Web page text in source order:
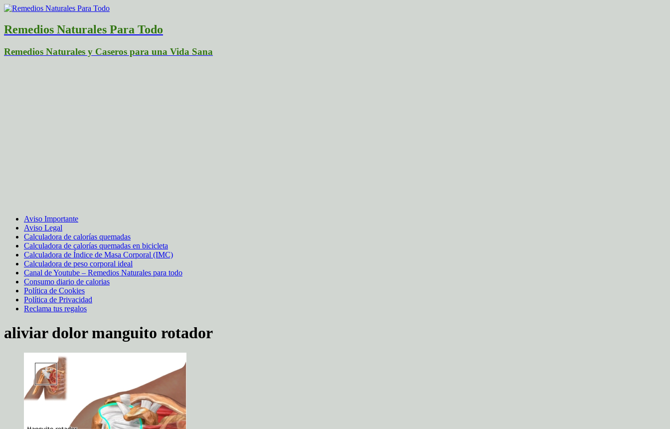
Remedios Naturales Para Todo
Remedios Naturales y Caseros para una Vida Sana
Aviso Importante
Aviso Legal
Calculadora de calorías quemadas
Calculadora de calorías quemadas en bicicleta
Calculadora de Índice de Masa Corporal (IMC)
Calculadora de peso corporal ideal
Canal de Youtube – Remedios Naturales para todo
Consumo diario de calorias
Política de Cookies
Política de Privacidad
Reclama tus regalos
aliviar dolor manguito rotador